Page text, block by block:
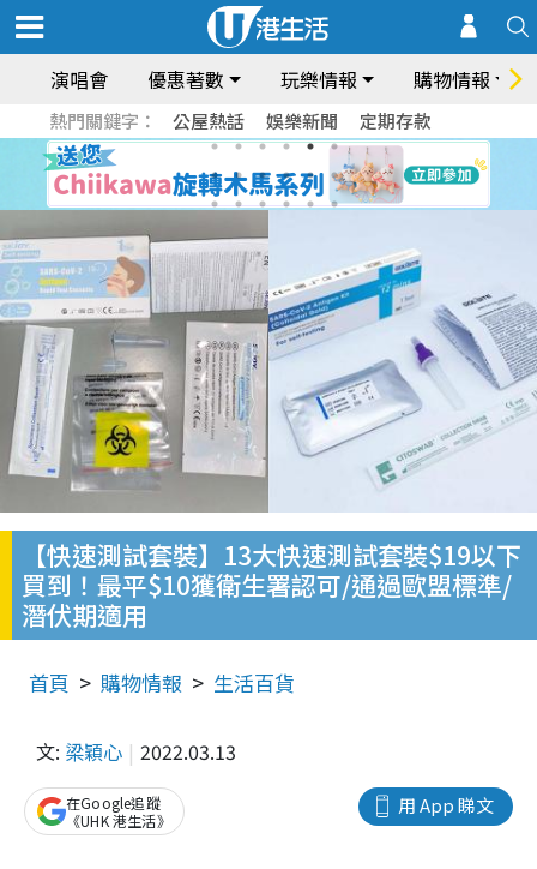
演唱會 優惠著數 玩樂情報 購物情報
熱門關鍵字： 公屋熱話 娛樂新聞 定期存款
【快速測試套裝】13大快速測試套裝$19以下
買到！最平$10獲衛生署認可/通過歐盟標準/
潛伏期適用
首頁 購物情報 生活百貨
文: 梁穎心 2022.03.13
用 App 睇文
在Google追蹤
《UHK 港生活》